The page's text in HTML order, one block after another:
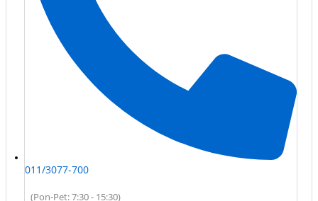
011/3077-700
(Pon-Pet: 7:30 - 15:30)